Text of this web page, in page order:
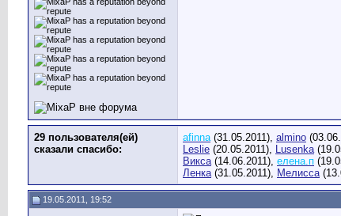
29 пользователя(ей)
сказали cпасибо:
afinna(31.05.2011), almino
Leslie (20.05.2011), Lusenka
Викса(14.06.2011), елена.п
Ленка(31.05.2011), Мелисса
19.05.2011, 19:52